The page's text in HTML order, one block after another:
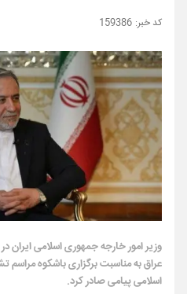
159386
وزیر امور خارجه جمهوری اسلامی ایران
عراق به مناسبت برگزاری باشکوه مراسم
اسلامی پیامی صادر کرد.